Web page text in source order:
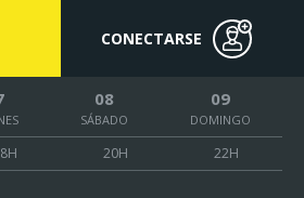
CONECTARSE
08
SÁBADO
09
DOMINGO
20H 22H